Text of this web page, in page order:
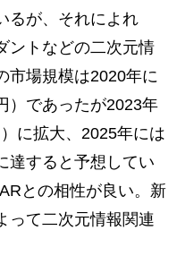
るが、それによれ
ントなどの二次元情
市場規模は2020年に
）であったが2023年
に拡大、2025年には
達すると予想してい
との相性が良い。新
って二次元情報関連